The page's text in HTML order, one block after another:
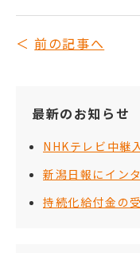
前の記事へ
最新のお知らせ
NHKテレビ中継
新潟日報にイン
持続化給付金の